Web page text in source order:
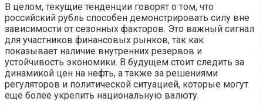
В целом, текущие тенденции говорят о том, что
российский рубль способен демонстрировать силу вне
зависимости от сезонных факторов. Это важный сигнал
для участников финансовых рынков, так как
показывает наличие внутренних резервов и
устойчивость экономики. В будущем стоит следить за
динамикой цен на нефть, а также за решениями
регуляторов и политической ситуацией, которые могут
еще более укрепить национальную валюту.